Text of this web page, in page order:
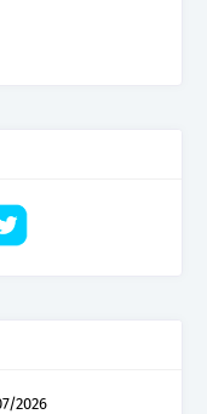
2026